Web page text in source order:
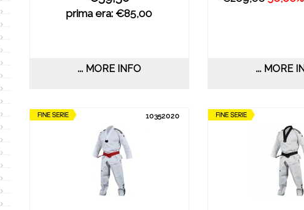
prima era: €85,00
... MORE INFO ... MORE
10352020